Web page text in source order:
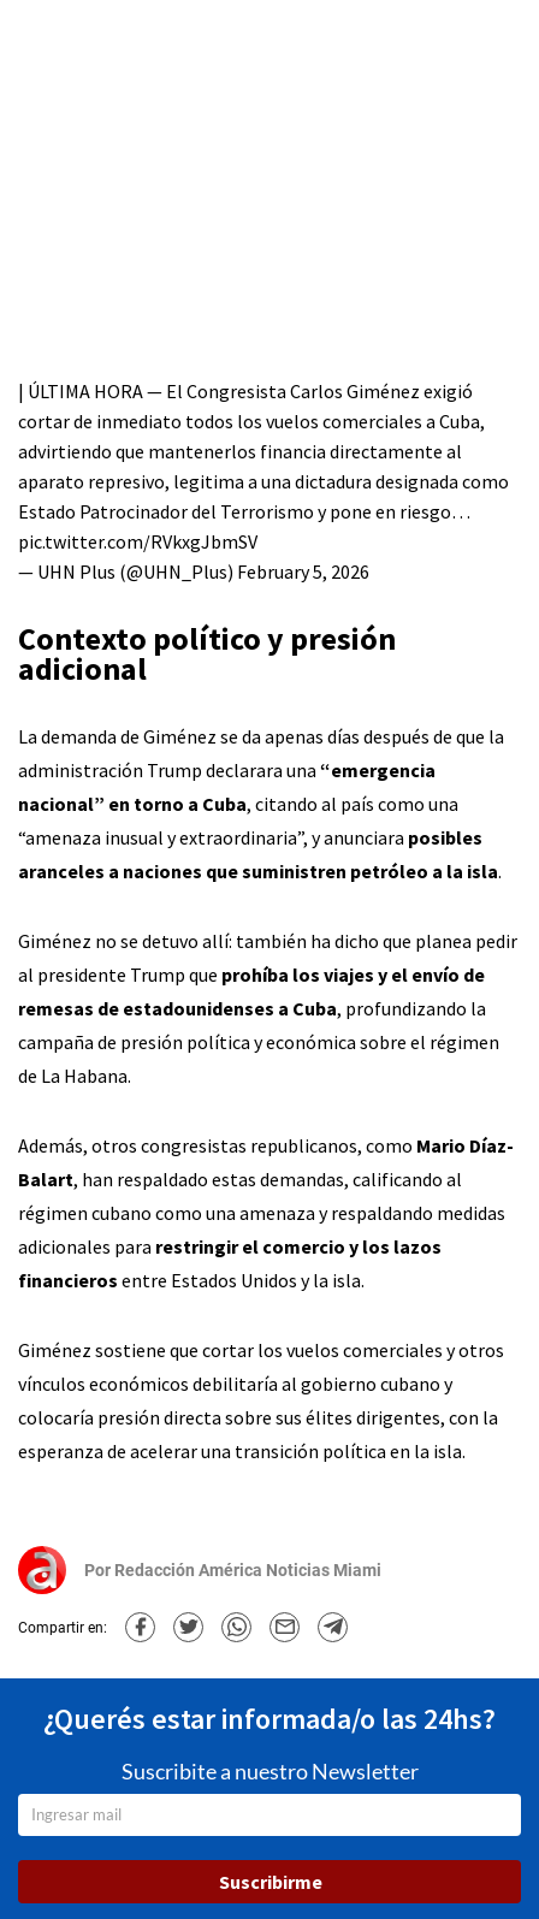
| ÚLTIMA HORA — El Congresista Carlos Giménez exigió
cortar de inmediato todos los vuelos comerciales a Cuba,
advirtiendo que mantenerlos financia directamente al
aparato represivo, legitima a una dictadura designada como
Estado Patrocinador del Terrorismo y pone en riesgo…
pic.twitter.com/RVkxgJbmSV
— UHN Plus (@UHN_Plus) February 5, 2026
Contexto político y presión
adicional
La demanda de Giménez se da apenas días después de que la
administración Trump declarara una “emergencia
nacional” en torno a Cuba, citando al país como una
“amenaza inusual y extraordinaria”, y anunciara posibles
aranceles a naciones que suministren petróleo a la isla.
Giménez no se detuvo allí: también ha dicho que planea pedir
al presidente Trump que prohíba los viajes y el envío de
remesas de estadounidenses a Cuba, profundizando la
campaña de presión política y económica sobre el régimen
de La Habana.
Además, otros congresistas republicanos, como Mario Díaz-
Balart, han respaldado estas demandas, calificando al
régimen cubano como una amenaza y respaldando medidas
adicionales para restringir el comercio y los lazos
financieros entre Estados Unidos y la isla.
Giménez sostiene que cortar los vuelos comerciales y otros
vínculos económicos debilitaría al gobierno cubano y
colocaría presión directa sobre sus élites dirigentes, con la
esperanza de acelerar una transición política en la isla.
Por Redacción América Noticias Miami
Compartir en:
¿Querés estar informada/o las 24hs?
Suscribite a nuestro Newsletter
Suscribirme